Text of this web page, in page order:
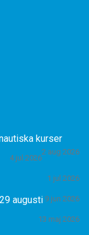
kurser
2 aug 2026
4 jul 2026
1 jul 2026
augusti 9 jun 2026
13 maj 2026